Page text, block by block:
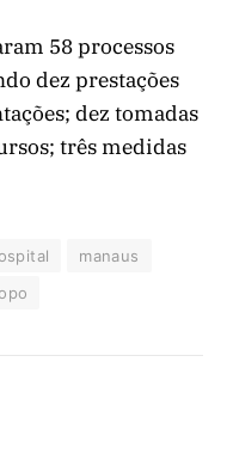
58 processos
dez prestações
dez tomadas
três medidas
manaus